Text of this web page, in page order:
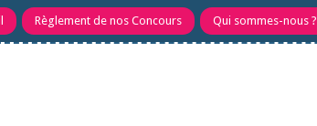
Règlement de nos Concours Qui sommes-nous ?